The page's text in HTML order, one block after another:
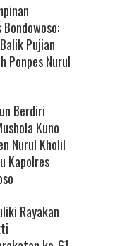
Pujian
Ponpes Nurul
Berdiri
Kuno
Nurul Kholil
Kapolres
Rayakan